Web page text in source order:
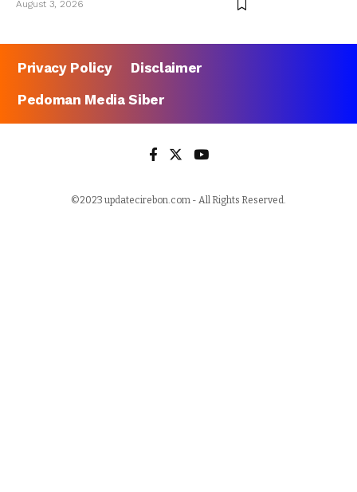
August 3, 2026
Privacy Policy
Disclaimer
Pedoman Media Siber
©2023 updatecirebon.com - All Rights Reserved.